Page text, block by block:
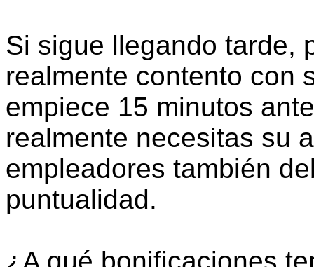
Si sigue llegando tarde,
realmente contento con
empiece 15 minutos
realmente necesitas su
empleadores también
puntualidad.